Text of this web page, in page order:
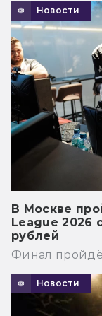
Новости
В Москве
League 2026
рублей
Финал
Новости